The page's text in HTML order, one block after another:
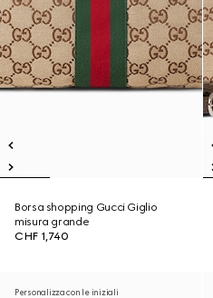
Borsa shopping Gucci Giglio
misura grande
CHF 1,740
Personalizza con le iniziali